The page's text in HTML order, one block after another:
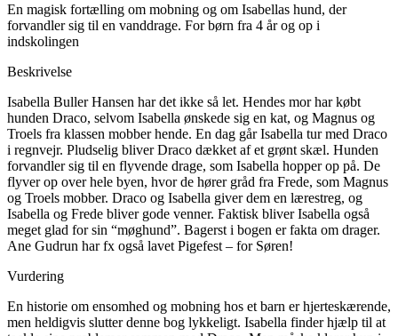
En magisk fortælling om mobning og om Isabellas hund, der
forvandler sig til en vanddrage. For børn fra 4 år og op i
indskolingen
Beskrivelse
Isabella Buller Hansen har det ikke så let. Hendes mor har købt
hunden Draco, selvom Isabella ønskede sig en kat, og Magnus og
Troels fra klassen mobber hende. En dag går Isabella tur med Draco
i regnvejr. Pludselig bliver Draco dækket af et grønt skæl. Hunden
forvandler sig til en flyvende drage, som Isabella hopper op på. De
flyver op over hele byen, hvor de hører gråd fra Frede, som Magnus
og Troels mobber. Draco og Isabella giver dem en lærestreg, og
Isabella og Frede bliver gode venner. Faktisk bliver Isabella også
meget glad for sin “møghund”. Bagerst i bogen er fakta om drager.
Ane Gudrun har fx også lavet Pigefest – for Søren!
Vurdering
En historie om ensomhed og mobning hos et barn er hjerteskærende,
men heldigvis slutter denne bog lykkeligt. Isabella finder hjælp til at